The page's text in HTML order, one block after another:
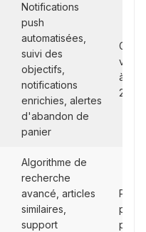
Notifications
push
automatisées,
suivi des
objectifs,
notifications
enrichies, alertes
d'abandon de
panier
à
25 $/
Algorithme de
recherche
avancé, articles
similaires,
support
Plans